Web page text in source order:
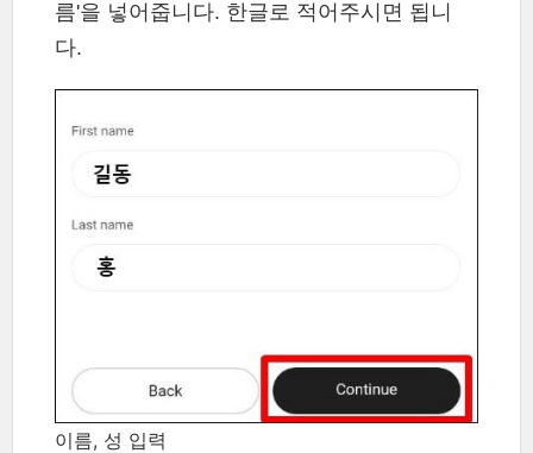
름'을 넣어줍니다. 한글로 적어주시면 됩니
다.
이름, 성 입력